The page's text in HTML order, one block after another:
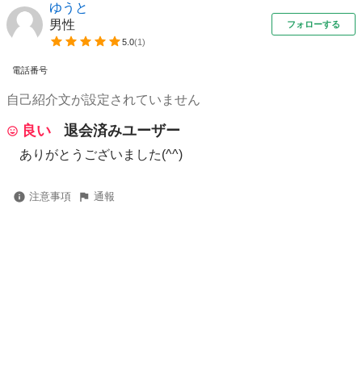
ゆうと
男性
5.0(1)
フォローする
電話番号
自己紹介文が設定されていません
良い 退会済みユーザー
ありがとうございました(^^)
注意事項 通報